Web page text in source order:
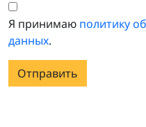
Я принимаю политику
данных.
Отправить